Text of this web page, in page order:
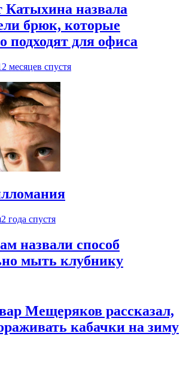
Катыхина назвала
брюк, которые
подходят для офиса
месяцев спустя
2 года спустя
назвали способ
мыть клубнику
Мещеряков рассказал,
кабачки на зиму